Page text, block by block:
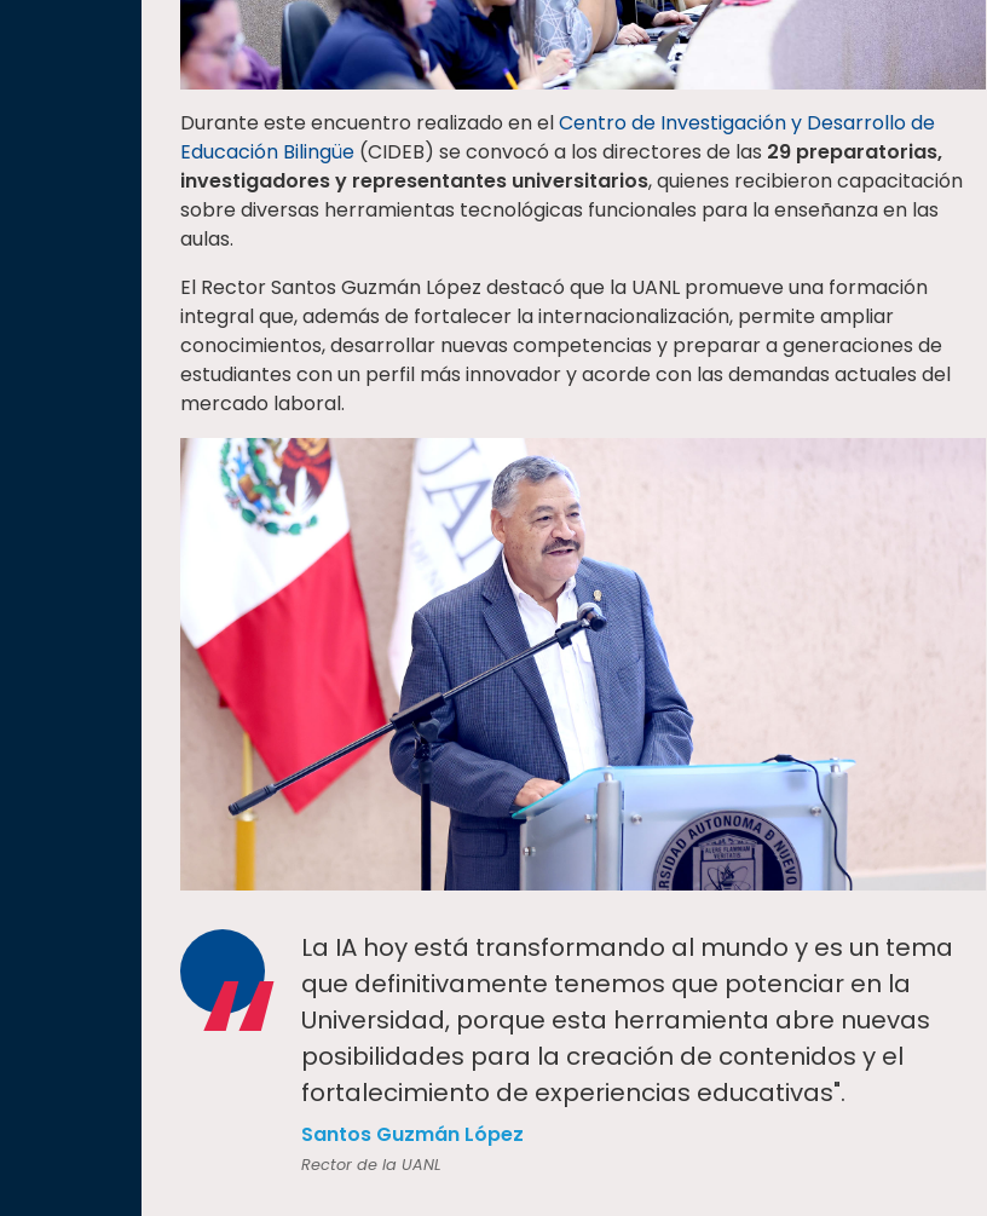
Durante este encuentro realizado en elCentro de Investigación y Desarrollo de
Educación Bilingüe (CIDEB) se convocó a los directores de las 29 preparatorias,
investigadores y representantes universitarios, quienes recibieron capacitación
sobre diversas herramientas tecnológicas funcionales para la enseñanza en las
aulas.
El Rector Santos Guzmán López destacó que la UANL promueve una formación
integral que, además de fortalecer la internacionalización, permite ampliar
conocimientos, desarrollar nuevas competencias y preparar a generaciones de
estudiantes con un perfil más innovador y acorde con las demandas actuales del
mercado laboral.
“
La IA hoy está transformando al mundo y es un tema
que definitivamente tenemos que potenciar en la
Universidad, porque esta herramienta abre nuevas
posibilidades para la creación de contenidos y el
fortalecimiento de experiencias educativas".
Santos Guzmán López
Rector de la UANL